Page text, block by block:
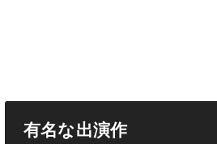
有名な出演作